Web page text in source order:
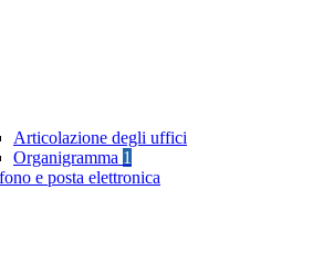
Articolazione degli uffici
Organigramma 1
e posta elettronica